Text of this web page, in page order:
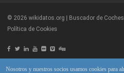
© 2026 wikidatos.org | Buscador de Coches
Política de Cookies
Nosotros y nuestros socios usamos cookies para